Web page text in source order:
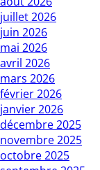
juillet 2026
juin 2026
mai 2026
avril 2026
mars 2026
février 2026
janvier 2026
décembre 2025
novembre 2025
octobre 2025